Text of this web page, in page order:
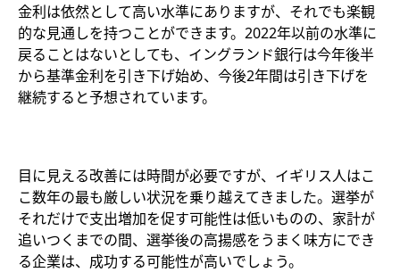
金利は依然として高い水準にありますが、それでも楽観
的な見通しを持つことができます。2022年以前の水準に
戻ることはないとしても、イングランド銀行は今年後半
から基準金利を引き下げ始め、今後2年間は引き下げを
継続すると予想されています。
目に見える改善には時間が必要ですが、イギリス人はこ
こ数年の最も厳しい状況を乗り越えてきました。選挙が
それだけで支出増加を促す可能性は低いものの、家計が
追いつくまでの間、選挙後の高揚感をうまく味方にでき
る企業は、成功する可能性が高いでしょう。